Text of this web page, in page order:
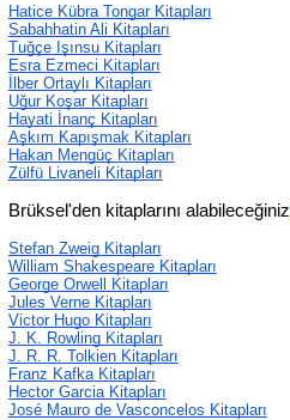
Hatice Kübra Tongar Kitapları
Sabahhatin Ali Kitapları
Tuğçe Işınsu Kitapları
Esra Ezmeci Kitapları
İlber Ortaylı Kitapları
Uğur Koşar Kitapları
Hayati İnanç Kitapları
Aşkım Kapışmak Kitapları
Hakan Mengüç Kitapları
Zülfü Livaneli Kitapları
Brüksel'den kitaplarını alabileceğiniz
Stefan Zweig Kitapları
William Shakespeare Kitapları
George Orwell Kitapları
Jules Verne Kitapları
Victor Hugo Kitapları
J. K. Rowling Kitapları
J. R. R. Tolkien Kitapları
Franz Kafka Kitapları
Hector Garcia Kitapları
José Mauro de Vasconcelos Kitapları